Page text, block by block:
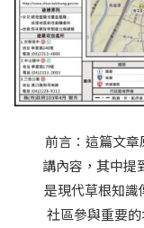
前言：這篇文
講內容，其中提
是現代草根知識
社區參與重要